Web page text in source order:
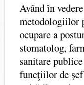
Având în
metodologiilor
ocupare a
stomatolog,
sanitare
funcţiilor de